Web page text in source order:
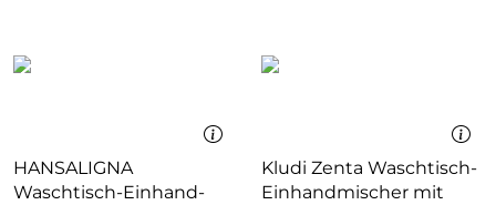
HANSALIGNA
Waschtisch-Einhand-
Kludi Zenta Waschtisch-
Einhandmischer mit